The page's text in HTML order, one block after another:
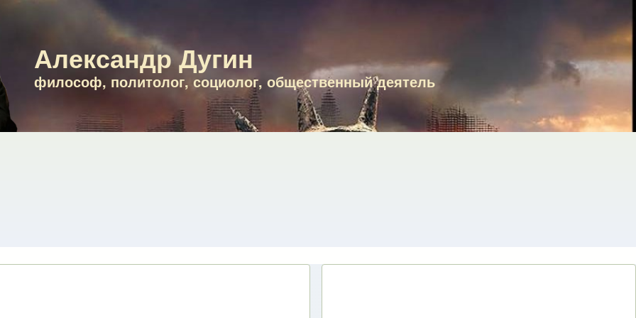
Александр Дугин
философ, политолог, социолог, общественный деятель